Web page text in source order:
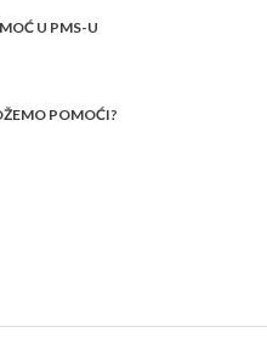
U PMS-U
POMOĆI?